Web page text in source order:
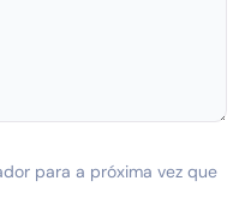
para a próxima vez que